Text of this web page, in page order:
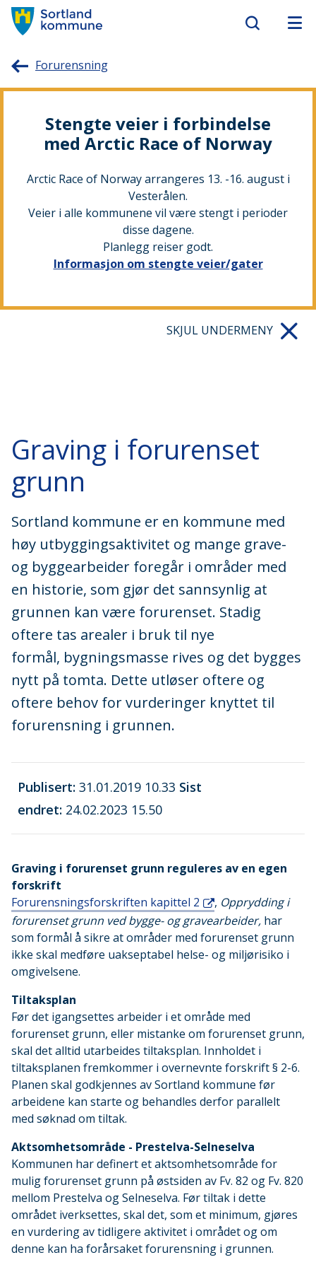
kommune
Forurensning
Stengte veier i forbindelse
med Arctic Race of Norway
Arctic Race of Norway arrangeres 13. -16. august i
Vesterålen.
Veier i alle kommunene vil være stengt i perioder
disse dagene.
Planlegg reiser godt.
Informasjon om stengte veier/gater
SKJUL UNDERMENY
Graving i forurenset
grunn
Sortland kommune er en kommune med
høy utbyggingsaktivitet og mange grave-
og byggearbeider foregår i områder med
en historie, som gjør det sannsynlig at
grunnen kan være forurenset. Stadig
oftere tas arealer i bruk til nye
formål, bygningsmasse rives og det bygges
nytt på tomta. Dette utløser oftere og
oftere behov for vurderinger knyttet til
forurensning i grunnen.
Publisert 31.01.2019 10.33 Sist
endret 24.02.2023 15.50
Graving i forurenset grunn reguleres av en egen
forskrift
Forurensningsforskriften kapittel 2
, Opprydding i
forurenset grunn ved bygge- og gravearbeider, har
som formål å sikre at områder med forurenset grunn
ikke skal medføre uakseptabel helse- og miljørisiko i
omgivelsene.
Tiltaksplan
Før det igangsettes arbeider i et område med
forurenset grunn, eller mistanke om forurenset grunn,
skal det alltid utarbeides tiltaksplan. Innholdet i
tiltaksplanen fremkommer i overnevnte forskrift § 2-6.
Planen skal godkjennes av Sortland kommune før
arbeidene kan starte og behandles derfor parallelt
med søknad om tiltak.
Aktsomhetsområde - Prestelva-Selneselva
Kommunen har definert et aktsomhetsområde for
mulig forurenset grunn på østsiden av Fv. 82 og Fv. 820
mellom Prestelva og Selneselva. Før tiltak i dette
området iverksettes, skal det, som et minimum, gjøres
en vurdering av tidligere aktivitet i området og om
denne kan ha forårsaket forurensning i grunnen.